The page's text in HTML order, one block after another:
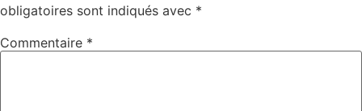
obligatoires sont indiqués avec *
Commentaire *